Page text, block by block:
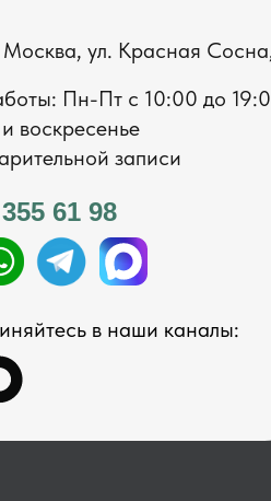
Москва, ул. Красная
61 98
Пн-Пт с 1 0:00 до
воскресенье
записи
в наши каналы: